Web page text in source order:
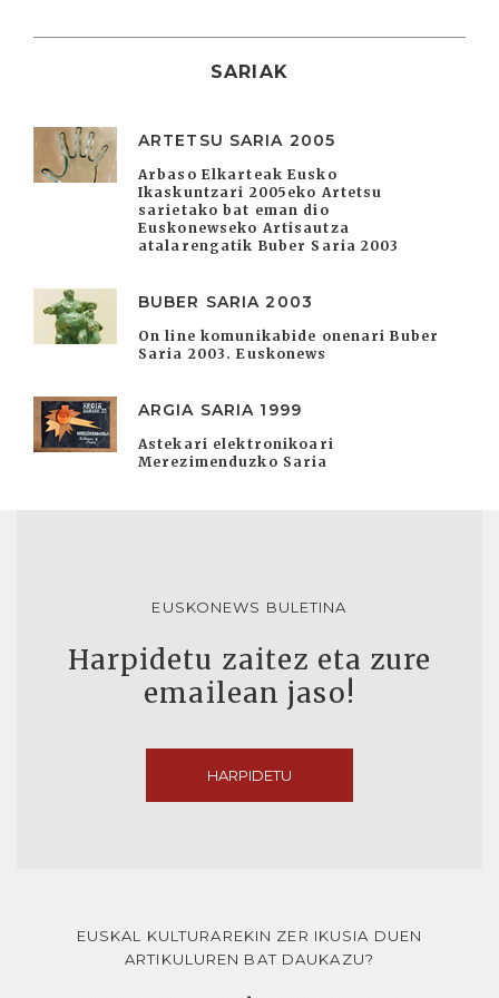
SARIAK
ARTETSU SARIA 2005
Arbaso Elkarteak Eusko
Ikaskuntzari 2005eko Artetsu
sarietako bat eman dio
Euskonewseko Artisautza
atalarengatik Buber Saria 2003
BUBER SARIA 2003
On line komunikabide onenari Buber
Saria 2003. Euskonews
ARGIA SARIA 1999
Astekari elektronikoari
Merezimenduzko Saria
EUSKONEWS BULETINA
Harpidetu zaitez eta zure
emailean jaso!
HARPIDETU
EUSKAL KULTURAREKIN ZER IKUSIA DUEN
ARTIKULUREN BAT DAUKAZU?